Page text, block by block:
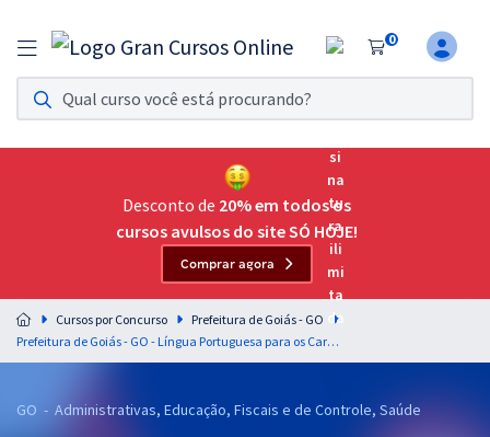
0
Assinatura Ilimitada 11
Acesso a todos os cursos. Teste grátis por 7 dias!
Assinatura OAB Até Passar
Acesso ilimitado a toda preparação para o Exame da
Residências Multiprofissionais
Preparação completa e intensiva para as principais
residências em saúde do Brasil
Desconto de 20% em todos os
cursos avulsos do site SÓ HOJE!
Comprar agora
Cursos por Concurso
Prefeitura de Goiás - GO
Prefeitura de Goiás - GO - Língua Portuguesa para os Cargos de Nível Médio com os Professores Letícia Bastos e Wagner Sousa (Pré-edital)
GO - Administrativas, Educação, Fiscais e de Controle, Saúde